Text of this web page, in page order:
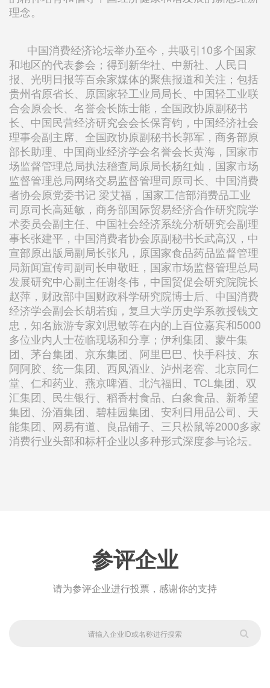
理念。
中国消费经济论坛举办至今，共吸引10多个国家
和地区的代表参会；得到新华社、中新社、人民日
报、光明日报等百余家媒体的聚焦报道和关注；包括
贵州省原省长、原国家轻工业局局长、中国轻工业联
合会原会长、名誉会长陈士能，全国政协原副秘书
长、中国民营经济研究会会长保育钧，中国经济社会
理事会副主席、全国政协原副秘书长郭军，商务部原
部长助理、中国商业经济学会名誉会长黄海，国家市
场监督管理总局执法稽查局原局长杨红灿，国家市场
监督管理总局网络交易监督管理司原司长、中国消费
者协会原党委书记 梁艾福，国家工信部消费品工业
司原司长高延敏，商务部国际贸易经济合作研究院学
术委员会副主任、中国社会经济系统分析研究会副理
事长张建平，中国消费者协会原副秘书长武高汉，中
宣部原出版局副局长张凡，原国家食品药品监督管理
局新闻宣传司副司长申敬旺，国家市场监督管理总局
发展研究中心副主任谢冬伟，中国贸促会研究院院长
赵萍，财政部中国财政科学研究院博士后、中国消费
经济学会副会长胡若痴，复旦大学历史学系教授钱文
忠，知名旅游专家刘思敏等在内的上百位嘉宾和5000
多位业内人士莅临现场和分享；伊利集团、蒙牛集
团、茅台集团、京东集团、阿里巴巴、快手科技、东
阿阿胶、统一集团、西凤酒业、泸州老窖、北京同仁
堂、仁和药业、燕京啤酒、北汽福田、TCL集团、双
汇集团、民生银行、稻香村食品、白象食品、新希望
集团、汾酒集团、碧桂园集团、安利日用品公司、天
能集团、网易有道、良品铺子、三只松鼠等2000多家
消费行业头部和标杆企业以多种形式深度参与论坛。
参评企业
请为参评企业进行投票，感谢你的支持